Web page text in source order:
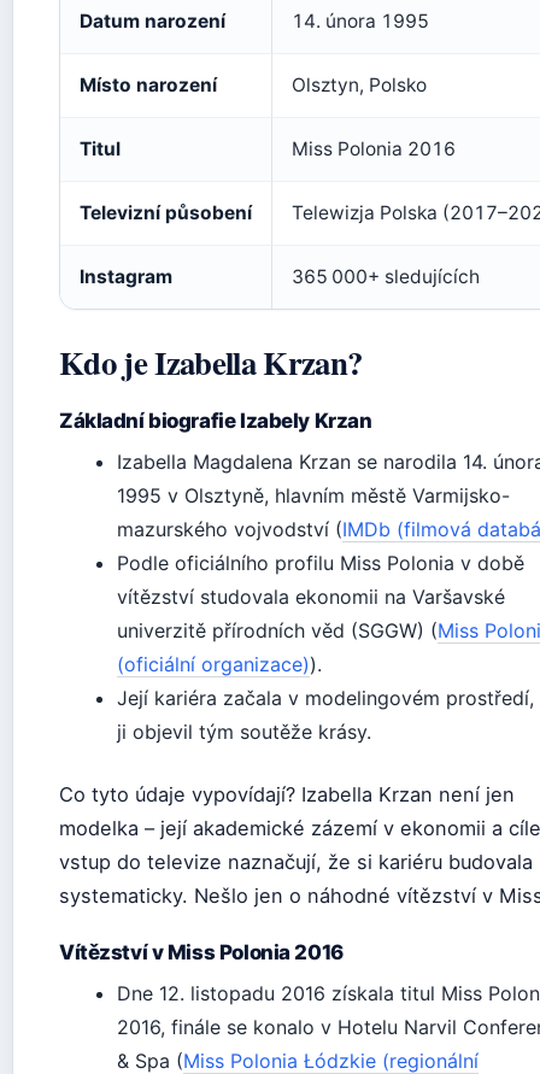
Datum narození 14. února 1995
Místo narození Olsztyn, Polsko
Titul Miss Polonia 2016
Televizní působení Telewizja Polska
Instagram 365 000+ sledujících
Kdo je Izabella Krzan?
Základní biografie Izabely Krzan
Izabella Magdalena Krzan se narodila 14.
1995 v Olsztyně, hlavním městě Varmijsko-
mazurského vojvodství (IMDb (filmová
Podle oficiálního profilu Miss Polonia v době
vítězství studovala ekonomii na Varšavské
univerzitě přírodních věd (SGGW) (Miss
(oficiální organizace)).
Její kariéra začala v modelingovém prostředí,
ji objevil tým soutěže krásy.
Co tyto údaje vypovídají? Izabella Krzan není jen
modelka – její akademické zázemí v ekonomii a
vstup do televize naznačují, že si kariéru budovala
systematicky. Nešlo jen o náhodné vítězství v
Vítězství v Miss Polonia 2016
Dne 12. listopadu 2016 získala titul Miss
2016, finále se konalo v Hotelu Narvil
& Spa (Miss Polonia Łódzkie (regionální